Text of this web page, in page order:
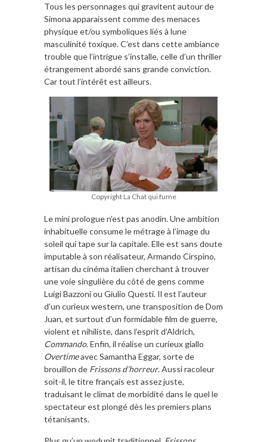
Tous les personnages qui gravitent autour de
Simona apparaissent comme des menaces
physique et/ou symboliques liés à lune
masculinité toxique. C’est dans cette ambiance
trouble que l’intrigue s’installe, celle d’un thriller
étrangement abordé sans grande conviction.
Car tout l’intérêt est ailleurs.
Copyright La Chat qui fume
Le mini prologue n’est pas anodin. Une ambition
inhabituelle consume le métrage à l’image du
soleil qui tape sur la capitale. Elle est sans doute
imputable à son réalisateur, Armando Cirspino,
artisan du cinéma italien cherchant à trouver
une voie singulière du côté de gens comme
Luigi Bazzoni ou Giulio Questi. Il est l’auteur
d’un curieux western, une transposition de Dom
Juan, et surtout d’un formidable film de guerre,
violent et nihiliste, dans l’esprit d’Aldrich,
Commando. Enfin, il réalise un curieux giallo
Overtimeavec Samantha Eggar, sorte de
brouillon de Frissons d’horreur. Aussi racoleur
soit-il, le titre français est assez juste,
traduisant le climat de morbidité dans le quel le
spectateur est plongé dès les premiers plans
tétanisants.